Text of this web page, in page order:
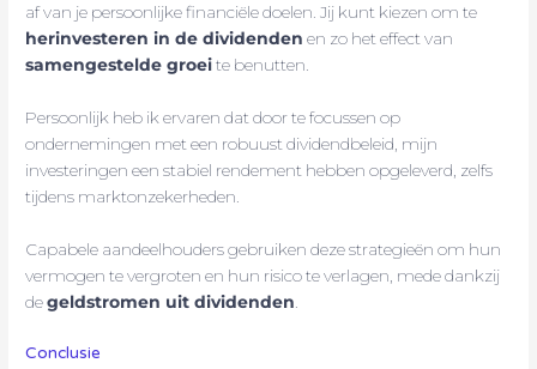
af van je persoonlijke financiële doelen. Jij kunt kiezen om te
herinvesteren in de dividenden en zo het effect van
samengestelde groeite benutten.
Persoonlijk heb ik ervaren dat door te focussen op
ondernemingen met een robuust dividendbeleid, mijn
investeringen een stabiel rendement hebben opgeleverd, zelfs
tijdens marktonzekerheden.
Capabele aandeelhouders gebruiken deze strategieën om hun
vermogen te vergroten en hun risico te verlagen, mede dankzij
degeldstromen uit dividenden
Conclusie